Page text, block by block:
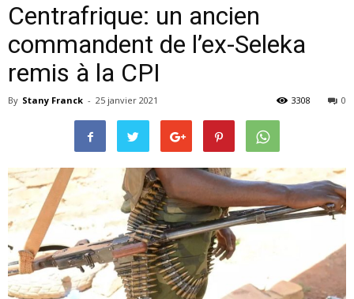
Centrafrique: un ancien
commandent de l’ex-Seleka
remis à la CPI
By Stany Franck - 25 janvier 2021 0
3308